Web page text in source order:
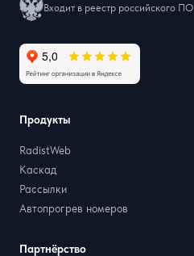
Входит в реестр российского ПО
Продукты
RadistWeb
Каскад
Рассылки
Автопрогрев номеров
Партнёрство